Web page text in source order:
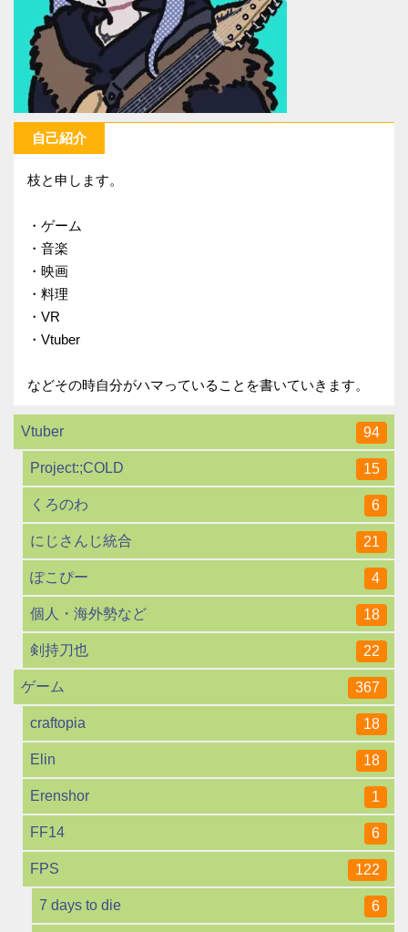
自己紹介
枝と申します。
・ゲーム
・音楽
・映画
・料理
・VR
・Vtuber
などその時自分がハマっていることを書いていきます。
Vtuber 94
Project:;COLD 15
くろのわ 6
にじさんじ統合 21
ぽこぴー 4
個人・海外勢など 18
剣持刀也 22
ゲーム 367
craftopia 18
Elin 18
Erenshor 1
FF14 6
FPS 122
7 days to die 6